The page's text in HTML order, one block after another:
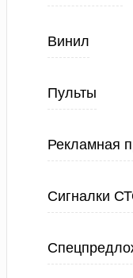
Винил
Пульты
Рекламная
Сигналки